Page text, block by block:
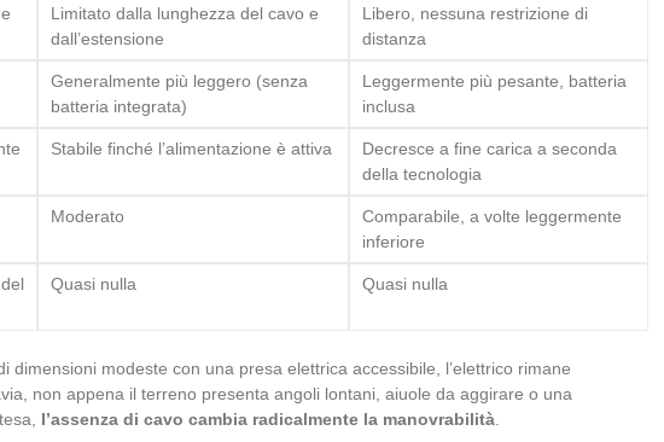
Limitato dalla lunghezza del cavo e
dall’estensione
Libero, nessuna restrizione di
distanza
Generalmente più leggero (senza
batteria integrata)
Leggermente più pesante, batteria
inclusa
Stabile finché l’alimentazione è attiva
Decresce a fine carica a seconda
della tecnologia
Moderato
Comparabile, a volte leggermente
inferiore
Quasi nulla Quasi nulla
dimensioni modeste con una presa elettrica accessibile, l’elettrico rimane
non appena il terreno presenta angoli lontani, aiuole da aggirare o una
l’assenza di cavo cambia radicalmente la manovrabilità